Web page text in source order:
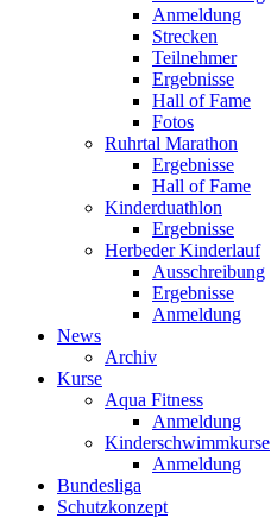
Anmeldung
Strecken
Teilnehmer
Ergebnisse
Hall of Fame
Fotos
Ruhrtal Marathon
Ergebnisse
Hall of Fame
Kinderduathlon
Ergebnisse
Herbeder Kinderlauf
Ausschreibung
Ergebnisse
Anmeldung
News
Archiv
Kurse
Aqua Fitness
Anmeldung
Kinderschwimmkurse
Anmeldung
Bundesliga
Schutzkonzept